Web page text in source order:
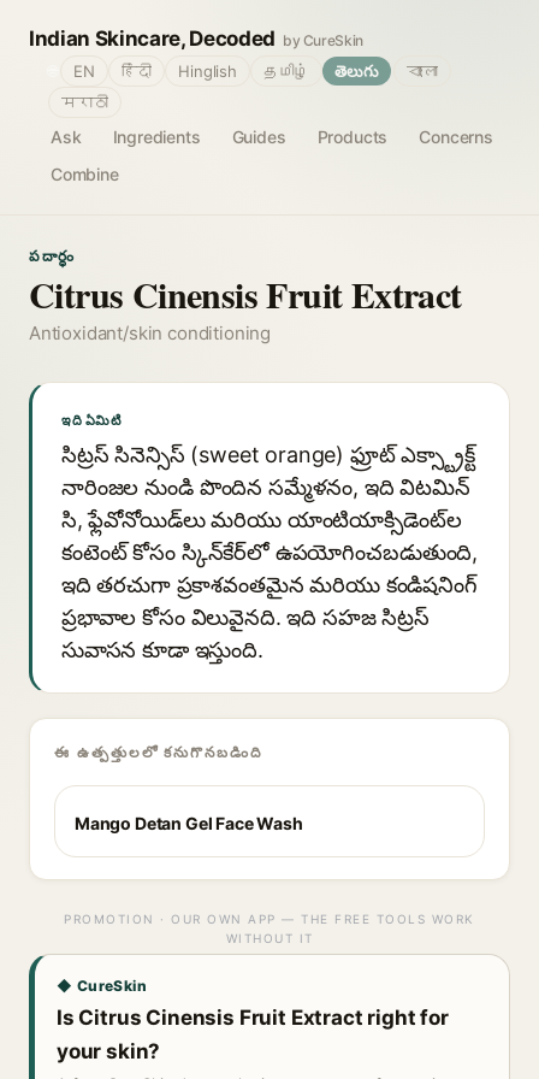
Indian Skincare, Decoded by CureSkin
Ask Ingredients Guides Products
Concerns
Combine
EN हिंदी Hinglish தமிழ் తెలుగు
বাংলা
मराठी
పదార్థం
Citrus Cinensis Fruit Extract
Antioxidant/skin conditioning
ఇది ఏమిటి
సిట్రస్ సినెన్సిస్ (sweet orange) ఫ్రూట్ ఎక్స్ట్రాక్ట్
నారింజల నుండి పొందిన సమ్మేళనం, ఇది విటమిన్
సి, ఫ్లేవోనోయిడ్‌లు మరియు యాంటియాక్సిడెంట్‌ల
కంటెంట్ కోసం స్కిన్‌కేర్‌లో ఉపయోగించబడుతుంది,
ఇది తరచుగా ప్రకాశవంతమైన మరియు కండిషనింగ్
ప్రభావాల కోసం విలువైనది. ఇది సహజ సిట్రస్
సువాసన కూడా ఇస్తుంది.
ఈ ఉత్పత్తులలో కనుగొనబడింది
Mango Detan Gel Face Wash
PROMOTION · OUR OWN APP — THE FREE TOOLS WORK
WITHOUT IT
◆ CureSkin
Is Citrus Cinensis Fruit Extract right for
your skin?